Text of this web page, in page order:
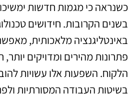
כשנראה כי מגמות חדשות
בשנים הקרובות. חידושים
באינטליגנציה מלאכותית,
פתרונות מהירים ומדויקים יותר,
הלקוח. השפעות אלו עשויות
בשיטות העבודה המסורתיות